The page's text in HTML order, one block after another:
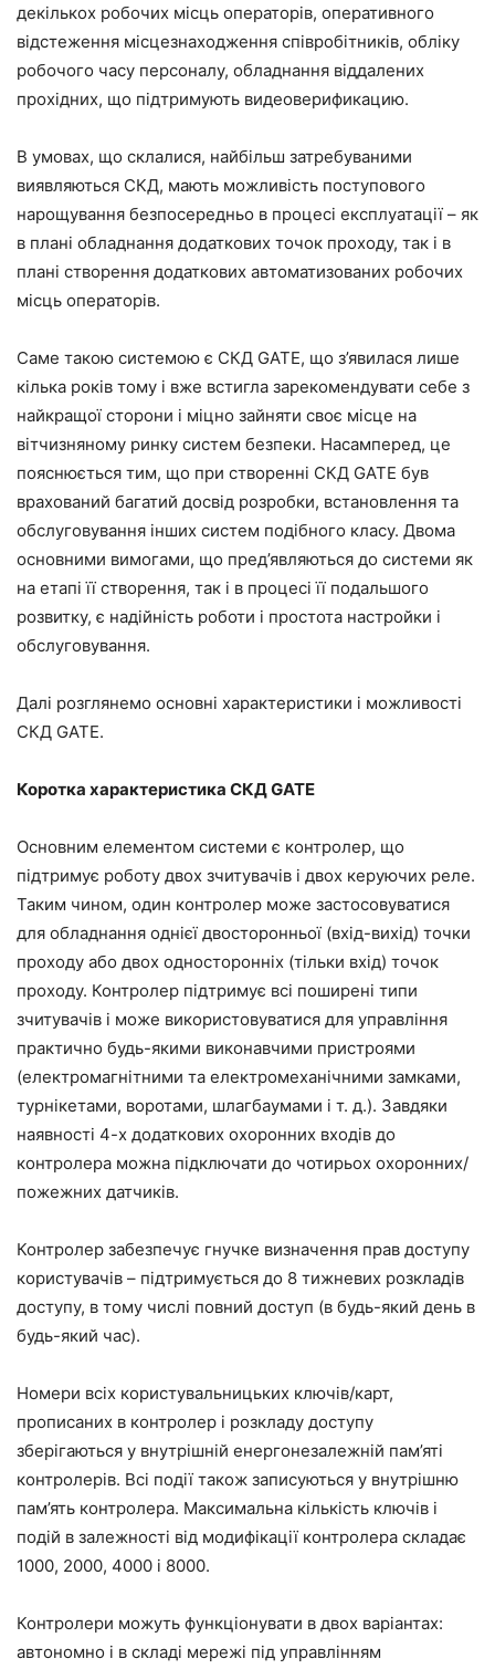
декількох робочих місць операторів, оперативного
відстеження місцезнаходження співробітників, обліку
робочого часу персоналу, обладнання віддалених
прохідних, що підтримують видеоверификацию.
В умовах, що склалися, найбільш затребуваними
виявляються СКД, мають можливість поступового
нарощування безпосередньо в процесі експлуатації – як
в плані обладнання додаткових точок проходу, так і в
плані створення додаткових автоматизованих робочих
місць операторів.
Саме такою системою є СКД GATE, що з’явилася лише
кілька років тому і вже встигла зарекомендувати себе з
найкращої сторони і міцно зайняти своє місце на
вітчизняному ринку систем безпеки. Насамперед, це
пояснюється тим, що при створенні СКД GATE був
врахований багатий досвід розробки, встановлення та
обслуговування інших систем подібного класу. Двома
основними вимогами, що пред’являються до системи як
на етапі її створення, так і в процесі її подальшого
розвитку, є надійність роботи і простота настройки і
обслуговування.
Далі розглянемо основні характеристики і можливості
СКД GATE.
Коротка характеристика СКД GATE
Основним елементом системи є контролер, що
підтримує роботу двох зчитувачів і двох керуючих реле.
Таким чином, один контролер може застосовуватися
для обладнання однієї двосторонньої (вхід-вихід) точки
проходу або двох односторонніх (тільки вхід) точок
проходу. Контролер підтримує всі поширені типи
зчитувачів і може використовуватися для управління
практично будь-якими виконавчими пристроями
(електромагнітними та електромеханічними замками,
турнікетами, воротами, шлагбаумами і т. д.). Завдяки
наявності 4-х додаткових охоронних входів до
контролера можна підключати до чотирьох охоронних/
пожежних датчиків.
Контролер забезпечує гнучке визначення прав доступу
користувачів – підтримується до 8 тижневих розкладів
доступу, в тому числі повний доступ (в будь-який день в
будь-який час).
Номери всіх користувальницьких ключів/карт,
прописаних в контролер і розкладу доступу
зберігаються у внутрішній енергонезалежній пам’яті
контролерів. Всі події також записуються у внутрішню
пам’ять контролера. Максимальна кількість ключів і
подій в залежності від модифікації контролера складає
1000, 2000, 4000 і 8000.
Контролери можуть функціонувати в двох варіантах:
автономно і в складі мережі під управлінням